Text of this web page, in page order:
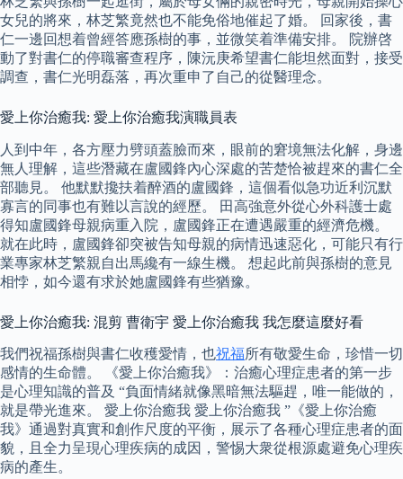
女兒的將來，林芝繁竟然也不能免俗地催起了婚。 回家後，書
仁一邊回想着曾經答應孫樹的事，並微笑着準備安排。 院辦啓
動了對書仁的停職審查程序，陳沅庚希望書仁能坦然面對，接受
調查，書仁光明磊落，再次重申了自己的從醫理念。
愛上你治癒我: 愛上你治癒我演職員表
人到中年，各方壓力劈頭蓋臉而來，眼前的窘境無法化解，身邊
無人理解，這些潛藏在盧國鋒內心深處的苦楚恰被趕來的書仁全
部聽見。 他默默攙扶着醉酒的盧國鋒，這個看似急功近利沉默
寡言的同事也有難以言說的經歷。 田高強意外從心外科護士處
得知盧國鋒母親病重入院，盧國鋒正在遭遇嚴重的經濟危機。
就在此時，盧國鋒卻突被告知母親的病情迅速惡化，可能只有行
業專家林芝繁親自出馬纔有一線生機。 想起此前與孫樹的意見
相悖，如今還有求於她盧國鋒有些猶豫。
愛上你治癒我: 混剪 曹衛宇 愛上你治癒我 我怎麼這麼好看
我們祝福孫樹與書仁收穫愛情，也祝福所有敬愛生命，珍惜一切
感情的生命體。 《愛上你治癒我》：治癒心理症患者的第一步
是心理知識的普及 “負面情緒就像黑暗無法驅趕，唯一能做的，
就是帶光進來。 愛上你治癒我 愛上你治癒我 ”《愛上你治癒
我》通過對真實和創作尺度的平衡，展示了各種心理症患者的面
貌，且全力呈現心理疾病的成因，警惕大衆從根源處避免心理疾
病的產生。